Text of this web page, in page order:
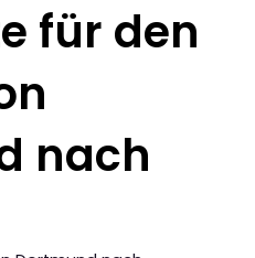
für den
nach